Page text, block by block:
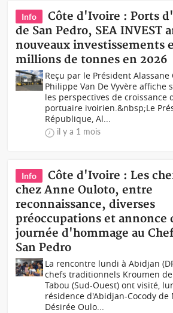
Info
Côte d'Ivoire : Ports
de San Pedro, SEA INVEST
nouveaux investissements
millions de tonnes en 2026
Reçu par le Président Alassane
Philippe Van De Vyvère affiche
les perspectives de croissance
portuaire ivoirien.&nbsp;Le
République, Al...
il y a 1 mois
Info
Côte d'Ivoire : Les
chez Anne Ouloto, entre
reconnaissance, diverses
préoccupations et annonce
journée d'hommage au
San Pedro
La rencontre lundi à Abidjan
chefs traditionnels Kroumen
Tabou (Sud-Ouest) ont visité,
résidence d'Abidjan-Cocody de
Désirée Oulo...